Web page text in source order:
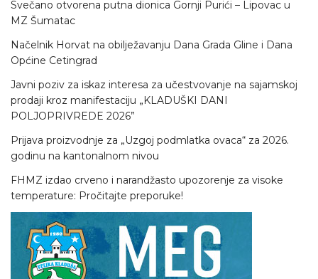
Svečano otvorena putna dionica Gornji Purići – Lipovac u
MZ Šumatac
Načelnik Horvat na obilježavanju Dana Grada Gline i Dana
Općine Cetingrad
Javni poziv za iskaz interesa za učestvovanje na sajamskoj
prodaji kroz manifestaciju „KLADUŠKI DANI
POLJOPRIVREDE 2026”
Prijava proizvodnje za „Uzgoj podmlatka ovaca“ za 2026.
godinu na kantonalnom nivou
FHMZ izdao crveno i narandžasto upozorenje za visoke
temperature: Pročitajte preporuke!